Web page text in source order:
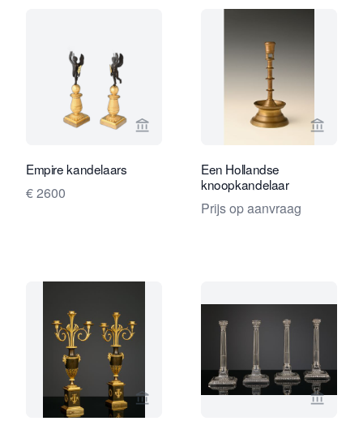
Bekijk verkoperspagina van Limburg
Empire kandelaars
€ 2600
Bekijk
Een Hollandse
knoopkandelaar
Prijs op aanvraag
Bekijk verkoperspagina van Bekijk